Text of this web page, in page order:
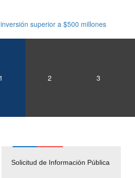
superior a $500 millones
1 2 3
Solicitud de Información PúblicaEmpleos Públicos